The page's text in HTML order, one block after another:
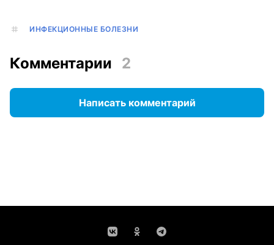
ИНФЕКЦИОННЫЕ БОЛЕЗНИ
Комментарии 2
Написать комментарий